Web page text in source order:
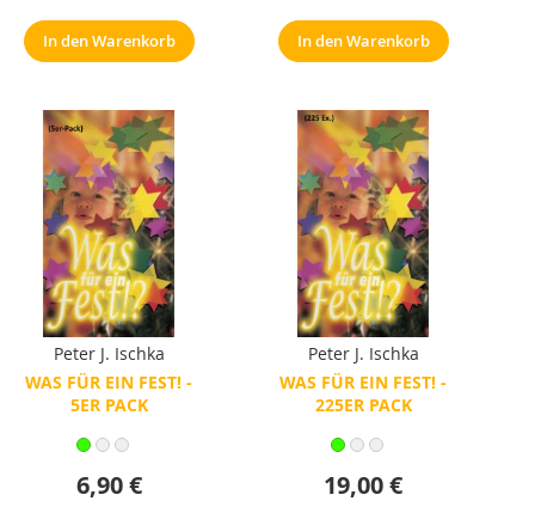
In den Warenkorb In den Warenkorb
Peter J. Ischka
WAS FÜR EIN FEST! -
5ER PACK
6,90 €
Peter J. Ischka
WAS FÜR EIN FEST! -
225ER PACK
19,00 €